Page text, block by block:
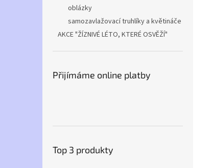
oblázky
samozavlažovací truhlíky a květináče
AKCE "ŽÍZNIVÉ LÉTO, KTERÉ OSVĚŽÍ"
Přijímáme online platby
Top 3 produkty